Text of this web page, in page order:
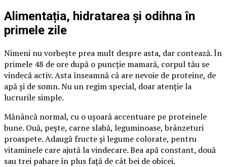
Alimentația, hidratarea și odihna în
primele zile
Nimeni nu vorbește prea mult despre asta, dar contează. În
primele 48 de ore după o puncție mamară, corpul tău se
vindecă activ. Asta înseamnă că are nevoie de proteine, de
apă și de somn. Nu un regim special, doar atenție la
lucrurile simple.
Mănâncă normal, cu o ușoară accentuare pe proteinele
bune. Ouă, pește, carne slabă, leguminoase, brânzeturi
proaspete. Adaugă fructe și legume colorate, pentru
vitaminele care ajută la vindecare. Bea apă constant, două
sau trei pahare în plus față de cât bei de obicei.